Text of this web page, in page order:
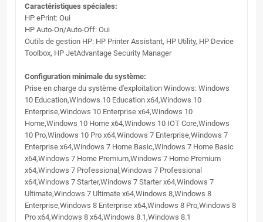
Caractéristiques spéciales:
HP ePrint: Oui
HP Auto-On/Auto-Off: Oui
Outils de gestion HP: HP Printer Assistant, HP Utility, HP Device
Toolbox, HP JetAdvantage Security Manager
Configuration minimale du système:
Prise en charge du système d'exploitation Windows: Windows
10 Education,Windows 10 Education x64,Windows 10
Enterprise,Windows 10 Enterprise x64,Windows 10
Home,Windows 10 Home x64,Windows 10 IOT Core,Windows
10 Pro,Windows 10 Pro x64,Windows 7 Enterprise,Windows 7
Enterprise x64,Windows 7 Home Basic,Windows 7 Home Basic
x64,Windows 7 Home Premium,Windows 7 Home Premium
x64,Windows 7 Professional,Windows 7 Professional
x64,Windows 7 Starter,Windows 7 Starter x64,Windows 7
Ultimate,Windows 7 Ultimate x64,Windows 8,Windows 8
Enterprise,Windows 8 Enterprise x64,Windows 8 Pro,Windows 8
Pro x64,Windows 8 x64,Windows 8.1,Windows 8.1